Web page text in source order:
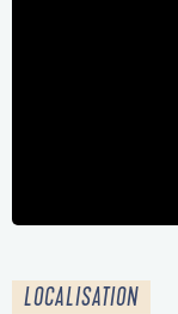
LOCALISATION